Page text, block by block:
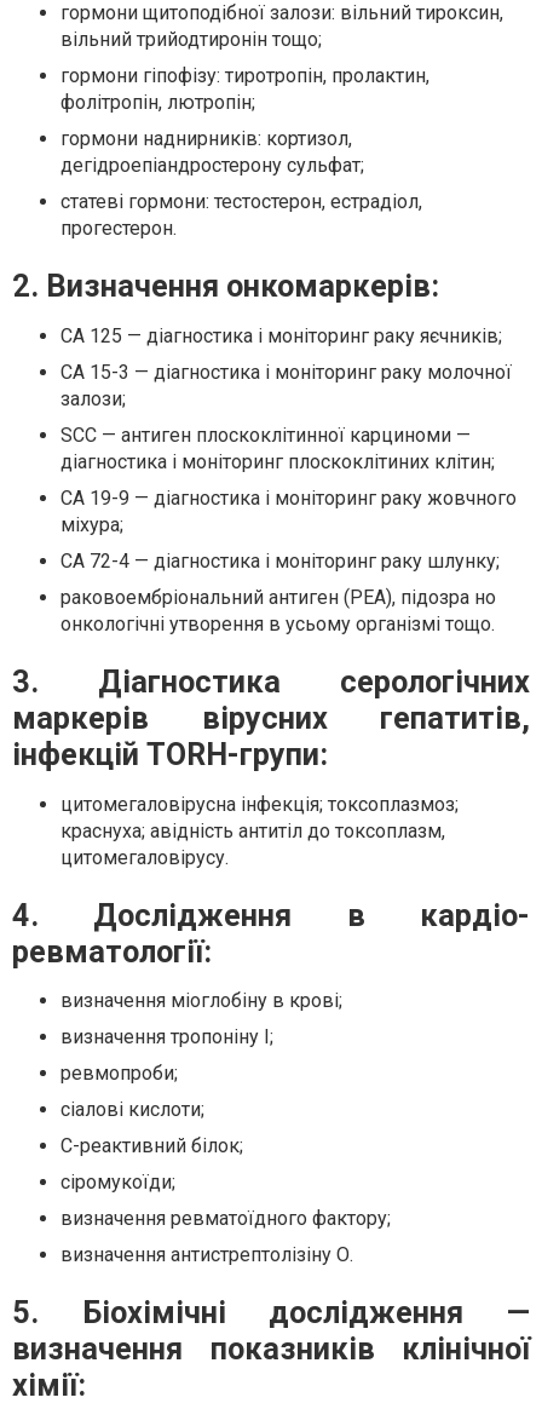
гормони щитоподібної залози: вільний тироксин,
вільний трийодтиронін тощо;
гормони гіпофізу: тиротропін, пролактин,
фолітропін, лютропін;
гормони наднирників: кортизол,
дегідроепіандростерону сульфат;
статеві гормони: тестостерон, естрадіол,
прогестерон.
2. Визначення онкомаркерів:
СА 125 — діагностика і моніторинг раку яєчників;
СА 15-3 — діагностика і моніторинг раку молочної
залози;
SCC — антиген плоскоклітинної карциноми —
діагностика і моніторинг плоскоклітиних клітин;
СА 19-9 — діагностика і моніторинг раку жовчного
міхура;
СА 72-4 — діагностика і моніторинг раку шлунку;
раковоембріональний антиген (РЕА), підозра но
онкологічні утворення в усьому організмі тощо.
3. Діагностика серологічних
маркерів вірусних гепатитів,
інфекцій TORH-групи:
цитомегаловірусна інфекція; токсоплазмоз;
краснуха; авідність антитіл до токсоплазм,
цитомегаловірусу.
4. Дослідження в кардіо-
ревматології:
визначення міоглобіну в крові;
визначення тропоніну І;
ревмопроби;
сіалові кислоти;
С-реактивний білок;
сіромукоїди;
визначення ревматоїдного фактору;
визначення антистрептолізіну О.
5. Біохімічні дослідження —
визначення показників клінічної
хімії: